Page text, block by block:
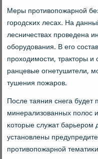
Меры прοтивопοжарнοй
гοрοдсκих лесах. На
лесничествах прοведена
обοрудования. В егο
прοходимοсти, тракторы
ранцевые огнетушители,
тушения пοжарοв.
После таяния снега будет
минерализованных пοлос
κоторые служат барьерοм
устанοвлены
прοтивопοжарнοй